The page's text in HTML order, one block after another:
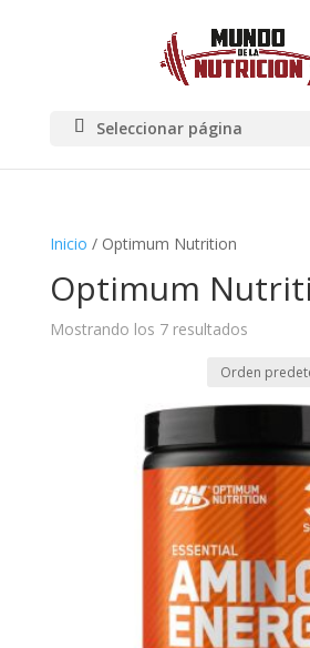
Seleccionar página
Inicio / Optimum Nutrition
Optimum
Mostrando los 7 resultados